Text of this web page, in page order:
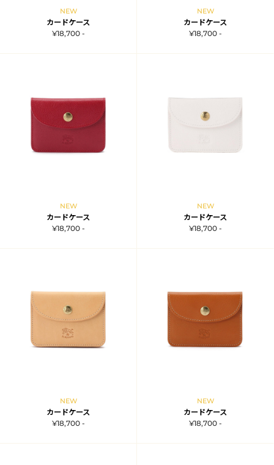
NEW
カードケース
¥18,700 -
NEW
カードケース
¥18,700 -
NEW
カードケース
¥18,700 -
NEW
カードケース
¥18,700 -
NEW
カードケース
¥18,700 -
NEW
カードケース
¥18,700 -